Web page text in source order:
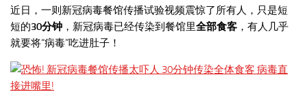
近日，一则新冠病毒餐馆传播试验视频震惊了所有人，只是短
短的30分钟 ，新冠病毒已经传染到餐馆里全部食客 ，有人几乎
就要将“病毒”吃进肚子！